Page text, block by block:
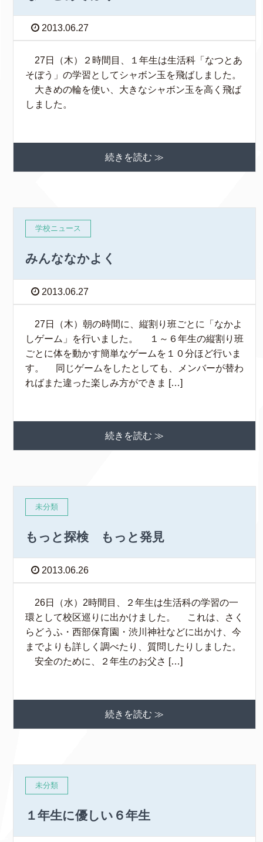
2013.06.27
27日（木）２時間目、１年生は生活科「なつとあ
そぼう」の学習としてシャボン玉を飛ばしました。
大きめの輪を使い、大きなシャボン玉を高く飛ば
しました。
続きを読む ≫
学校ニュース
みんななかよく
2013.06.27
27日（木）朝の時間に、縦割り班ごとに「なかよ
しゲーム」を行いました。 １～６年生の縦割り班
ごとに体を動かす簡単なゲームを１０分ほど行いま
す。 同じゲームをしたとしても、メンバーが替わ
ればまた違った楽しみ方ができま […]
続きを読む ≫
未分類
もっと探検 もっと発見
2013.06.26
26日（水）2時間目、２年生は生活科の学習の一
環として校区巡りに出かけました。 これは、さく
らどうふ・西部保育園・渋川神社などに出かけ、今
までよりも詳しく調べたり、質問したりしました。
安全のために、２年生のお父さ […]
続きを読む ≫
未分類
１年生に優しい６年生